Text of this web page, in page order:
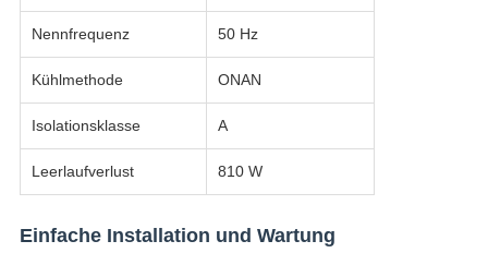
Nennfrequenz 50 Hz
Kühlmethode ONAN
Isolationsklasse A
Leerlaufverlust 810 W
Einfache Installation und Wartung